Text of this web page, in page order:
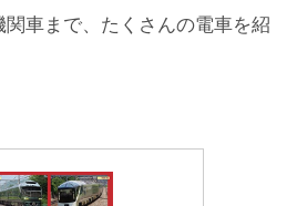
車まで、たくさんの電車を紹